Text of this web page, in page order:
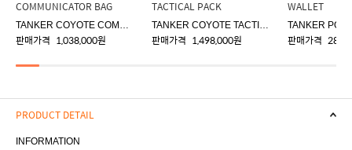
TANKER COYOTE COMMUNICATOR BAG
판매가격 1,038,000원
TANKER COYOTE TACTICAL PACK
판매가격 1,498,000원 판매가격
PRODUCT DETAIL
INFORMATION